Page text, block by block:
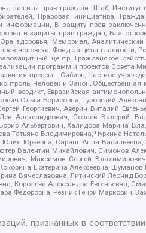
защиты прав граждан Штаб,
Правовая инициатива,
В защиту прав
и защиты прав граждан,
здоровья, Мемориал,
человека, Фонд защиты гласности,
центр, Гражданское
программ и проектов Совета
прессы - Сибирь, Частное
Человек и Закон,
вердикт, Евразийская
Ольга Борисовна, Туровский
Георгиевич, Аверин Виталий
Александрович, Созаев Валерий
Альбертович, Халидова Марина
Татьяна Владимировна, Чуркина
Юрьевна, Саранг Анна
Валентин Михайлович, Симонов
Максимов Сергей
Екатерина Алексеевна,
Вячеславовна, Литинский Леонид
Королева Александра Евгеньевна,
Федоровна, Резник Генри Маркович,
признанных в